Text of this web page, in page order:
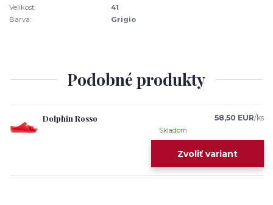
Velikost:
41
Barva:
Grigio
Podobné produkty
Dolphin Rosso 58,50 EUR/ks
Skladom
Zvoliť variant